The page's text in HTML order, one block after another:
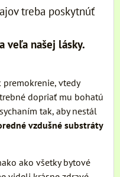
treba poskytnúť
veľa našej lásky.
premokrenie, vtedy
dopriať mu bohatú
tak, aby nestál
vzdušné substráty
ako všetky bytové